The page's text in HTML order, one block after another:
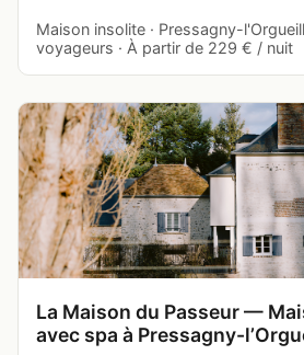
Maison insolite · Pressagny-
voyageurs · À partir de 229 € / nuit
La Maison du Passeur —
avec spa à Pressagny-